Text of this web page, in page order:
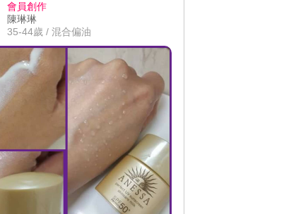
會員創作
陳琳琳
35-44歲 / 混合偏油